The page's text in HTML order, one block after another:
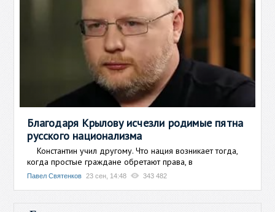
Благодаря Крылову исчезли родимые пятна
русского национализма
Константин учил другому. Что нация возникает тогда,
когда простые граждане обретают права, в
Павел Святенков 23 сен, 14:48 343 482